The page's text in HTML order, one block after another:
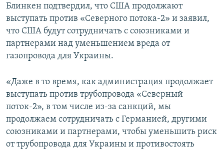
Блинкен подтвердил, что США продолжают
выступать против «Северного потока-2» и заявил,
что США будут сотрудничать с союзниками и
партнерами над уменьшением вреда от
газопровода для Украины.
«Даже в то время, как администрация продолжает
выступать против трубопровода «Северный
поток-2», в том числе из-за санкций, мы
продолжаем сотрудничать с Германией, другими
союзниками и партнерами, чтобы уменьшить риск
от трубопровода для Украины и противостоять